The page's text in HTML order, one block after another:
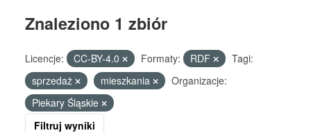
Znaleziono 1 zbiór
Licencje: CC-BY-4.0 Formaty: RDF
Tagi:
sprzedaż
mieszkania
Organizacje:
Piekary Śląskie
Filtruj wyniki